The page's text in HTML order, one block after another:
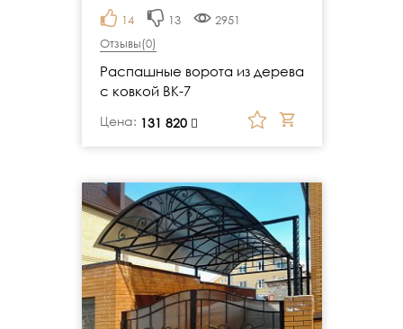
14 13
2951
Отзывы(0)
Распашные ворота из дерева
с ковкой ВК-7
Цена: 131 820
руб.